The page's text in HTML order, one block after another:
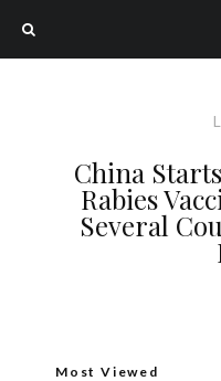
China
Rabies
Several
Most Viewed